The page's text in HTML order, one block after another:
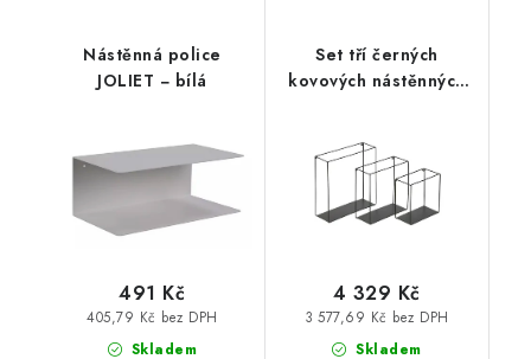
Nástěnná police
JOLIET − bílá
Skladem
405,79 Kč bez DPH
491 Kč
Set tří černých
kovových nástěnných
Skladem
3 577,69 Kč bez DPH
4 329 Kč